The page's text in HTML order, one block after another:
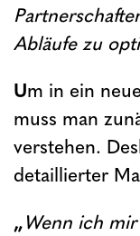
Abläufe zu
Um in ein
muss man
verstehen.
detaillierter
„ Wenn ich